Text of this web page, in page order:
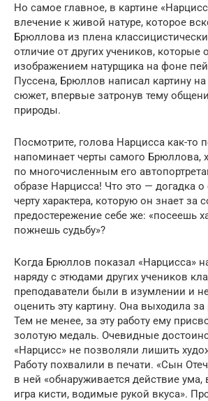
Но самое главное, в картине
влечение к живой натуре, которое
Брюллова из плена
отличие от других учеников, которые
изображением натурщика на фоне
Пуссена, Брюллов написал картину
сюжет, впервые затронув тему
природы.
Посмотрите, голова Нарцисса как-то
напоминает черты самого Брюллова,
по многочисленным его
образе Нарцисса! Что это — догадка о
черту характера, которую он знает за
предостережение себе же: «посеешь
пожнешь судьбу»?
Когда Брюллов показал «Нарцисса»
наряду с этюдами других учеников
преподаватели были в изумлении и
оценить эту картину. Она выходила
Тем не менее, за эту работу ему
золотую медаль. Очевидные
«Нарцисс» не позволяли лишить
Работу похвалили в печати. «Сын
в ней «обнаруживается действие
игра кисти, водимые рукой вкуса».